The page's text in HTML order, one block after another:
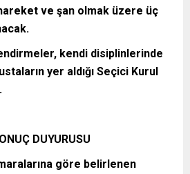
hareket ve şan olmak üzere üç
kendi disiplinlerinde
yer aldığı Seçici Kurul
DUYURUSU
göre belirlenen